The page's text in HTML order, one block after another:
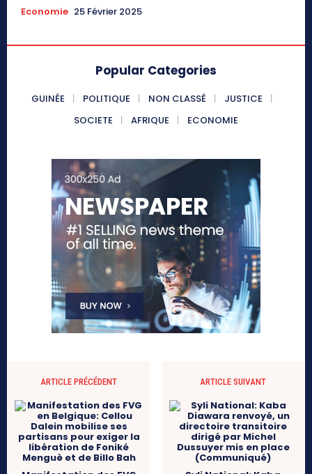
Economie 25 Février 2025
Popular Categories
GUINÉE POLITIQUE NON CLASSÉ
JUSTICE
SOCIETE
AFRIQUE ECONOMIE
ARTICLE PRÉCÉDENT ARTICLE SUIVANT